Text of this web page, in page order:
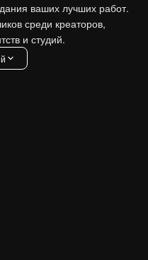
ваших лучших работ.
среди креаторов,
и студий.